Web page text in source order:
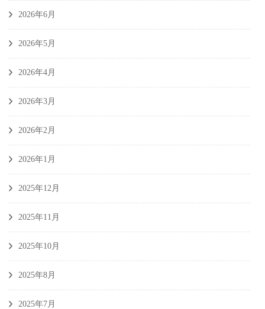
2026年6月
2026年5月
2026年4月
2026年3月
2026年2月
2026年1月
2025年12月
2025年11月
2025年10月
2025年8月
2025年7月